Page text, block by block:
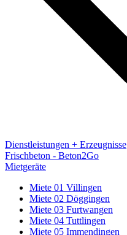
Dienstleistungen + Erzeugnisse
Frischbeton - Beton2Go
Mietgeräte
Miete 01 Villingen
Miete 02 Döggingen
Miete 03 Furtwangen
Miete 04 Tuttlingen
Miete 05 Immendingen